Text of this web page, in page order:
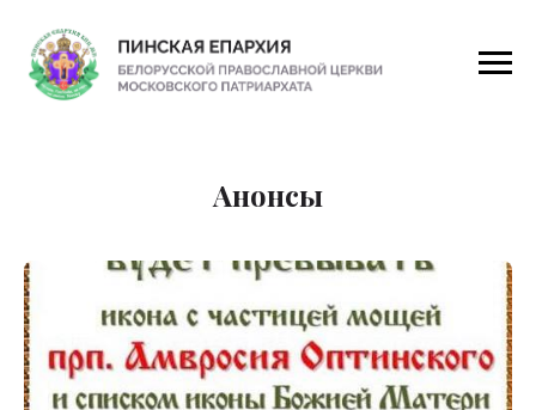
Анонсы